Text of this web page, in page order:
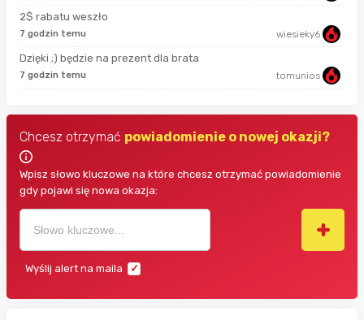
2$ rabatu weszło
7 godzin temu wiesieky6
Dzięki ;) będzie na prezent dla brata
7 godzin temu tomunios
Chcesz otrzymać powiadomienie o nowej okazji?
Wpisz słowo kluczowe na które chcesz otrzymać powiadomienie
gdy pojawi się nowa okazja:
Wyślij alert na maila